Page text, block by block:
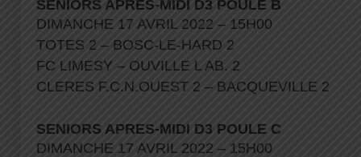
SENIORS APRES-MIDI D3 POULE B
DIMANCHE 17 AVRIL 2022 – 15H00
TOTES 2 – BOSC-LE-HARD 2
FC LIMESY – OUVILLE L AB. 2
CLERES F.C.N.OUEST 2 – BACQUEVILLE 2
SENIORS APRES-MIDI D3 POULE C
DIMANCHE 17 AVRIL 2022 – 15H00